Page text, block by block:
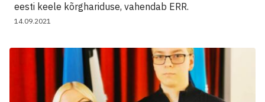
eesti keele kõrghariduse, vahendab ERR.
14.09.2021